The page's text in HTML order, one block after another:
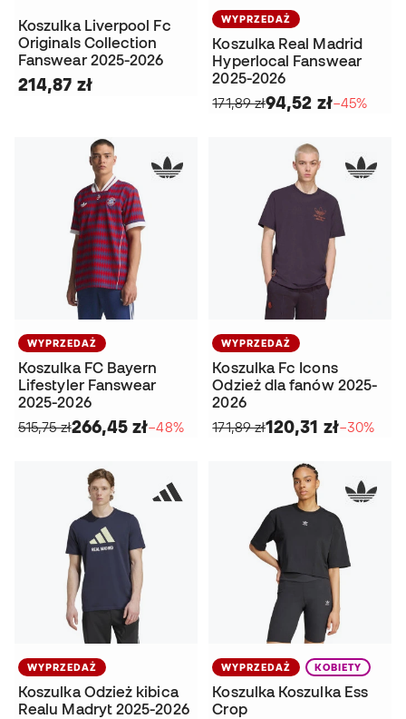
Koszulka Liverpool Fc
Originals Collection
Fanswear 2025-2026
214,87 zł
WYPRZEDAŻ
Koszulka Real Madrid
Hyperlocal Fanswear
2025-2026
171,89 zł94,52 zł−45%
WYPRZEDAŻ
Koszulka FC Bayern
Lifestyler Fanswear
2025-2026
515,75 zł266,45 zł−48%
WYPRZEDAŻ
Koszulka Fc Icons
Odzież dla fanów 2025-
2026
171,89 zł120,31 zł−30%
WYPRZEDAŻ
Koszulka Odzież kibica
Realu Madryt 2025-2026
WYPRZEDAŻ KOBIETY
Koszulka Koszulka Ess
Crop